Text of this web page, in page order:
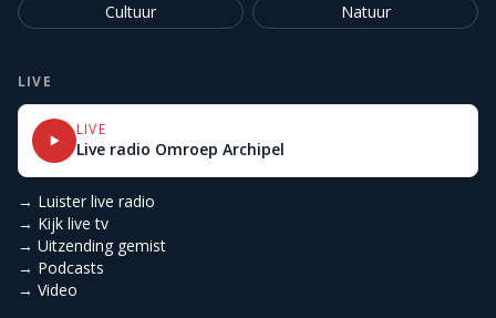
Cultuur
Natuur
LIVE
LIVE
Live radio Omroep Archipel
→ Luister live radio
→ Kijk live tv
→ Uitzending gemist
→ Podcasts
→ Video